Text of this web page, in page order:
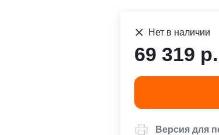
Нет в наличии
69 319 р.
Версия для